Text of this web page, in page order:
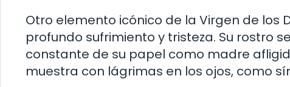
Otro elemento icónico de la Virgen de los
profundo sufrimiento y tristeza. Su rostro
constante de su papel como madre
muestra con lágrimas en los ojos, como